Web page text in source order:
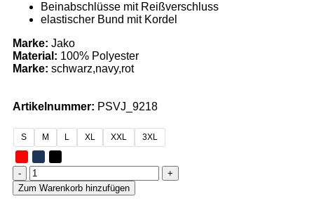
Beinabschlüsse mit Reißverschluss
elastischer Bund mit Kordel
Marke: Jako
Material: 100% Polyester
Marke: schwarz,navy,rot
Artikelnummer: PSVJ_9218
S M L XL XXL 3XL
Zum Warenkorb hinzufügen